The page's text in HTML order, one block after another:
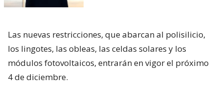
Las nuevas restricciones, que abarcan al polisilicio,
los lingotes, las obleas, las celdas solares y los
módulos fotovoltaicos, entrarán en vigor el próximo
4 de diciembre.